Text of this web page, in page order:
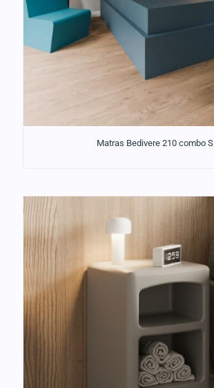
Matras Bedivere 210 combo S